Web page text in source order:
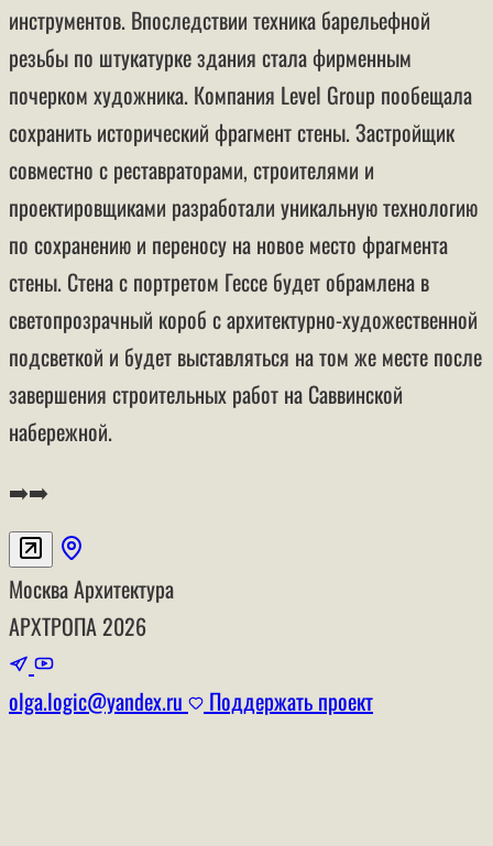
инструментов. Впоследствии техника барельефной
резьбы по штукатурке здания стала фирменным
почерком художника. Компания Level Group пообещала
сохранить исторический фрагмент стены. Застройщик
совместно с реставраторами, строителями и
проектировщиками разработали уникальную технологию
по сохранению и переносу на новое место фрагмента
стены. Стена с портретом Гессе будет обрамлена в
светопрозрачный короб с архитектурно-художественной
подсветкой и будет выставляться на том же месте после
завершения строительных работ на Саввинской
набережной.
➡️➡️
МоскваАрхитектура
АРХТРОПА 2026
olga.logic@yandex.ru Поддержать проект